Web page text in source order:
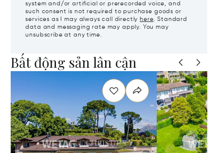
system and/or artificial or prerecorded voice, and
such consent is not required to purchase goods or
services as I may always call directly here. Standard
data and messaging rate may apply. You may
unsubscribe at any time.
Bất động sản lân cận